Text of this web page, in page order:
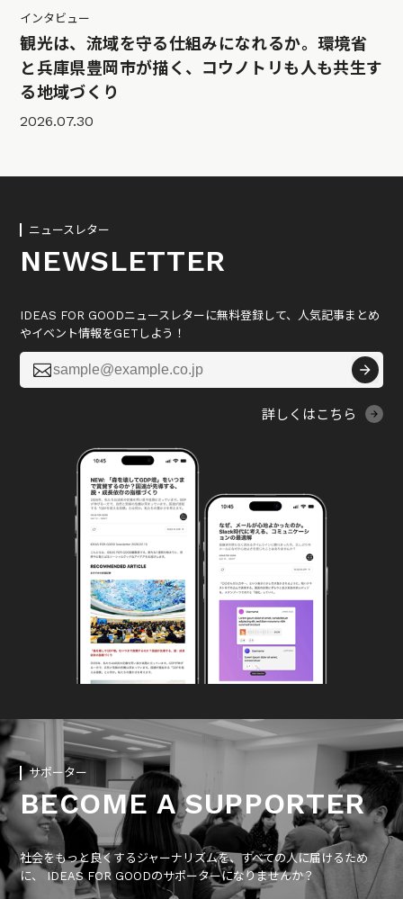
インタビュー
観光は、流域を守る仕組みになれるか。環境省
と兵庫県豊岡市が描く、コウノトリも人も共生す
る地域づくり
2026.07.30
ニュースレター
NEWSLETTER
IDEAS FOR GOODニュースレターに無料登録して、人気記事まとめ
やイベント情報をGETしよう！

詳しくはこちら
サポーター
BECOME A SUPPORTER
社会をもっと良くするジャーナリズムを、すべての人に届けるため
に、 IDEAS FOR GOODのサポーターになりませんか？